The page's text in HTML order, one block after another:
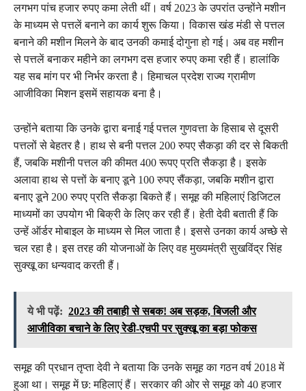
लगभग पांच हजार रुपए कमा लेती थीं। वर्ष 2023 के उपरांत उन्होंने मशीन
के माध्यम से पत्तलें बनाने का कार्य शुरू किया। विकास खंड मंडी से पत्तल
बनाने की मशीन मिलने के बाद उनकी कमाई दोगुना हो गई। अब वह मशीन
से पत्तलें बनाकर महीने का लगभग दस हजार रुपए कमा रही हैं। हालांकि
यह सब मांग पर भी निर्भर करता है। हिमाचल प्रदेश राज्य ग्रामीण
आजीविका मिशन इसमें सहायक बना है।
उन्होंने बताया कि उनके द्वारा बनाई गई पत्तल गुणवत्ता के हिसाब से दूसरी
पत्तलों से बेहतर है। हाथ से बनी पत्तल 200 रुपए सैकड़ा की दर से बिकती
हैं, जबकि मशीनी पत्तल की कीमत 400 रूपए प्रति सैकड़ा है। इसके
अलावा हाथ से पत्तों के बनाए डूने 100 रुपए सैंकड़ा, जबकि मशीन द्वारा
बनाए डूने 200 रुपए प्रति सैकड़ा बिकते हैं। समूह की महिलाएं डिजिटल
माध्यमों का उपयोग भी बिक्री के लिए कर रही हैं। हेती देवी बताती हैं कि
उन्हें ऑर्डर मोबाइल के माध्यम से मिल जाता है। इससे उनका कार्य अच्छे से
चल रहा है। इस तरह की योजनाओं के लिए वह मुख्यमंत्री सुखविंद्र सिंह
सुक्खू का धन्यवाद करती हैं।
ये भी पढ़ें: 2023 की तबाही से सबक! अब सड़क, बिजली और
आजीविका बचाने के लिए रेडी-एचपी पर सुक्खू का बड़ा फोकस
समूह की प्रधान तृप्ता देवी ने बताया कि उनके समूह का गठन वर्ष 2018 में
हुआ था। समूह में छ: महिलाएं हैं। सरकार की ओर से समूह को 40 हजार